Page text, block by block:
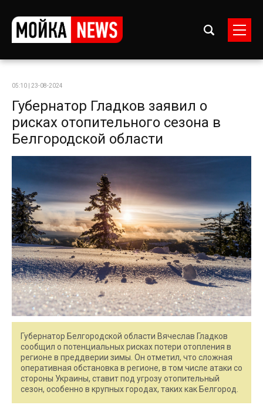
05:10 | 23-08-2024
Губернатор Гладков заявил о
рисках отопительного сезона в
Белгородской области
Губернатор Белгородской области Вячеслав Гладков
сообщил о потенциальных рисках потери отопления в
регионе в преддверии зимы. Он отметил, что сложная
оперативная обстановка в регионе, в том числе атаки со
стороны Украины, ставит под угрозу отопительный
сезон, особенно в крупных городах, таких как Белгород.